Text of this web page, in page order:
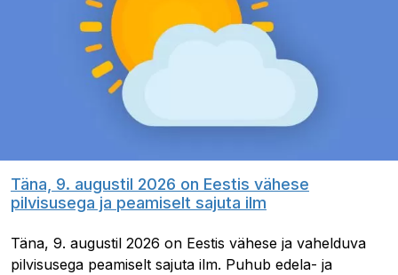
Täna, 9. augustil 2026 on Eestis vähese
pilvisusega ja peamiselt sajuta ilm
Täna, 9. augustil 2026 on Eestis vähese ja vahelduva
pilvisusega peamiselt sajuta ilm. Puhub edela- ja